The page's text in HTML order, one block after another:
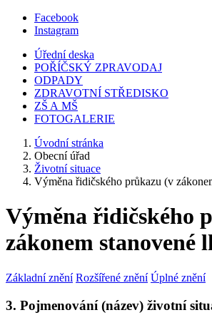
Facebook
Instagram
Úřední deska
POŘÍČSKÝ ZPRAVODAJ
ODPADY
ZDRAVOTNÍ STŘEDISKO
ZŠ A MŠ
FOTOGALERIE
Úvodní stránka
Obecní úřad
Životní situace
Výměna řidičského průkazu (v
Výměna řidičského
zákonem stanovené
Základní znění Rozšířené znění Úplné znění
3. Pojmenování (název) životní